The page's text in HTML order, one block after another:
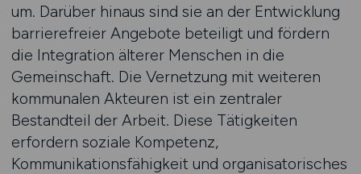
um. Darüber hinaus sind sie an der Entwicklung
barrierefreier Angebote beteiligt und fördern
die Integration älterer Menschen in die
Gemeinschaft. Die Vernetzung mit weiteren
kommunalen Akteuren ist ein zentraler
Bestandteil der Arbeit. Diese Tätigkeiten
erfordern soziale Kompetenz,
Kommunikationsfähigkeit und organisatorisches